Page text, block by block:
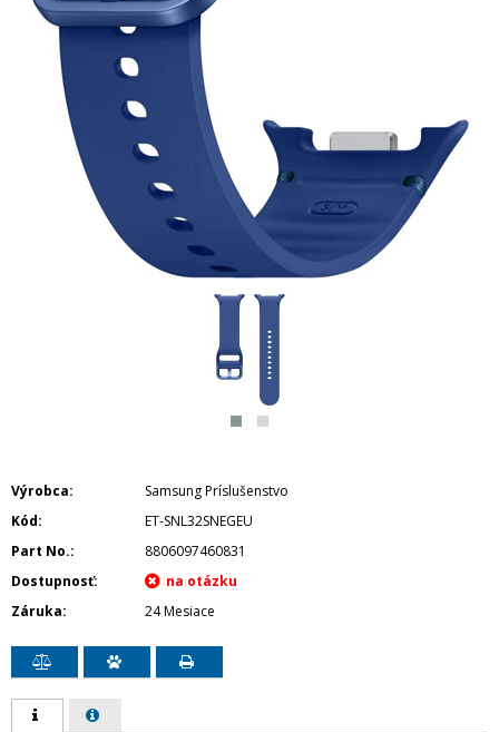
Výrobca
Samsung Príslušenstvo
Kód
ET-SNL32SNEGEU
Part No.
8806097460831
Dostupnosť
Záruka
24 Mesiace